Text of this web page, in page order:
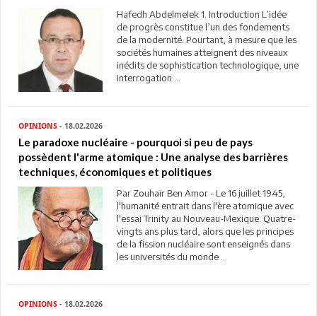
Hafedh Abdelmelek 1. Introduction L’idée
de progrès constitue l’un des fondements
de la modernité. Pourtant, à mesure que les
sociétés humaines atteignent des niveaux
inédits de sophistication technologique, une
interrogation ...
OPINIONS - 18.02.2026
Le paradoxe nucléaire - pourquoi si peu de pays
possèdent l'arme atomique : Une analyse des barrières
techniques, économiques et politiques
Par Zouhaïr Ben Amor - Le 16 juillet 1945,
l'humanité entrait dans l'ère atomique avec
l'essai Trinity au Nouveau-Mexique. Quatre-
vingts ans plus tard, alors que les principes
de la fission nucléaire sont enseignés dans
les universités du monde ...
OPINIONS - 18.02.2026